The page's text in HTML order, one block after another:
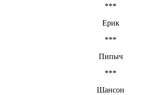
***
Ерик
***
Пипыч
***
Шансон